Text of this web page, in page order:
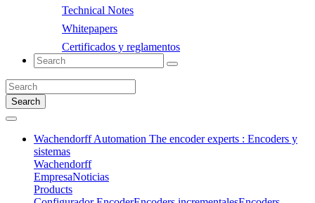
Technical Notes
Whitepapers
Certificados y reglamentos
Search
Wachendorff Automation The encoder experts : Encoders y
sistemas
Wachendorff
EmpresaNoticias
Products